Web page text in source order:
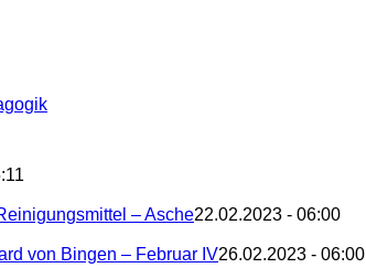
– Asche22.02.2023 - 06:00
von Bingen – Februar IV26.02.2023 - 06:00